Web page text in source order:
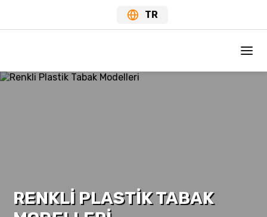
TR
RENKLI PLASTIK TABAK